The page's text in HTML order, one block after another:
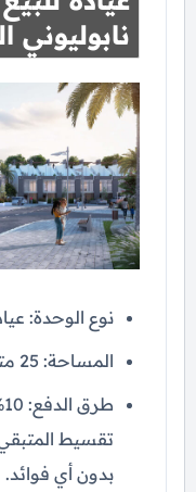
نوع الوحدة:
المساحة: 25 متر مربع.
بدون أي فوائد.